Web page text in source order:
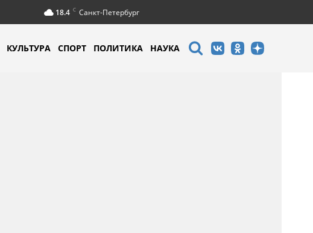
18.4 C Санкт-Петербург
КУЛЬТУРА СПОРТ ПОЛИТИКА НАУКА